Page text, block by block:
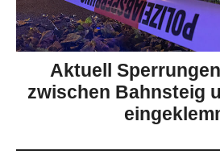
Aktuell
zwischen Bahnsteig